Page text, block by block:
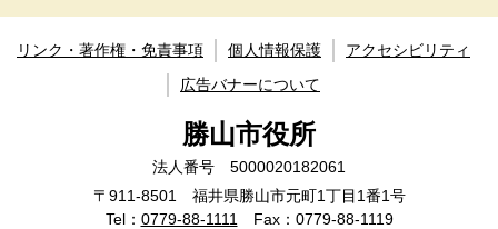
リンク・著作権・免責事項 個人情報保護
アクセシビリティ
広告バナーについて
勝山市役所
法人番号 5000020182061
〒911-8501 福井県勝山市元町1丁目1番1号
Tel： 0779-88-1111
Fax：0779-88-1119